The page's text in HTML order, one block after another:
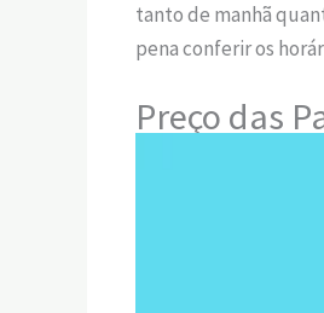
tanto de manhã
pena conferir os
Preço das